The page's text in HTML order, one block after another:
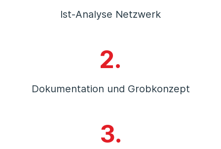
Ist-Analyse Netzwerk
2.
Dokumentation und Grobkonzept
3.